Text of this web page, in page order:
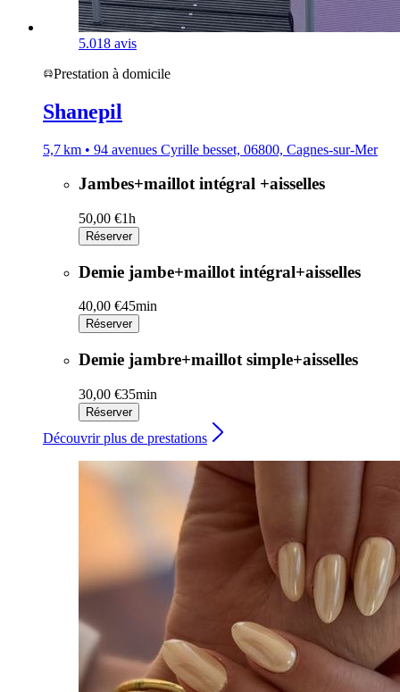
5.018 avis
Prestation à domicile
Shanepil
5,7 km • 94 avenues Cyrille besset, 06800, Cagnes-sur-Mer
Jambes+maillot intégral +aisselles
50,00 €1h
Réserver
Demie jambe+maillot intégral+aisselles
40,00 €45min
Réserver
Demie jambre+maillot simple+aisselles
30,00 €35min
Réserver
Découvrir plus de prestations